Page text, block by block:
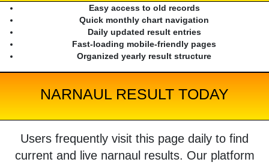
Easy access to old records
Quick monthly chart navigation
Daily updated result entries
Fast-loading mobile-friendly pages
Organized yearly result structure
NARNAUL RESULT TODAY
Users frequently visit this page daily to find
current and live narnaul results. Our platform